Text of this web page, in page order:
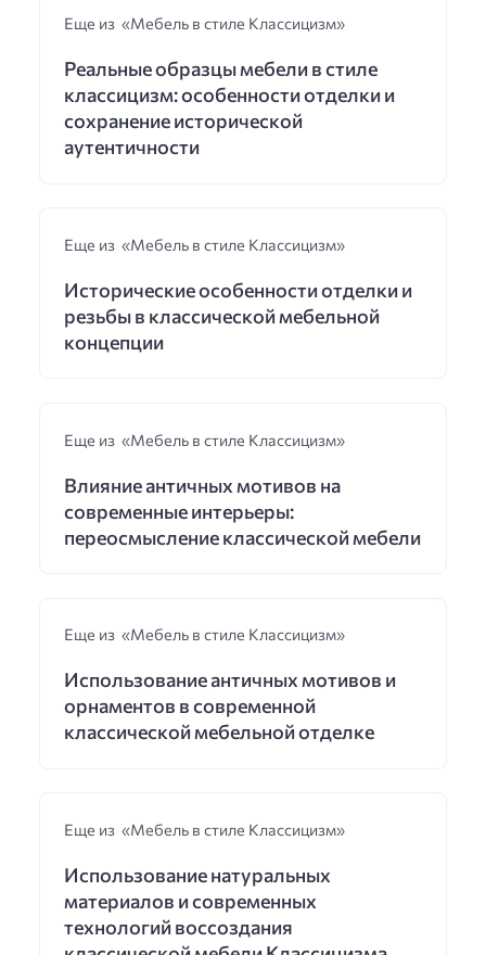
Еще из «Мебель в стиле Классицизм»
Реальные образцы мебели в стиле
классицизм: особенности отделки и
сохранение исторической
аутентичности
Еще из «Мебель в стиле Классицизм»
Исторические особенности отделки и
резьбы в классической мебельной
концепции
Еще из «Мебель в стиле Классицизм»
Влияние античных мотивов на
современные интерьеры:
переосмысление классической мебели
Еще из «Мебель в стиле Классицизм»
Использование античных мотивов и
орнаментов в современной
классической мебельной отделке
Еще из «Мебель в стиле Классицизм»
Использование натуральных
материалов и современных
технологий воссоздания